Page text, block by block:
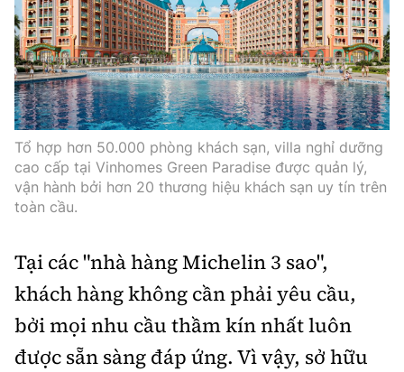
Tổ hợp hơn 50.000 phòng khách sạn, villa nghỉ dưỡng
cao cấp tại Vinhomes Green Paradise được quản lý,
vận hành bởi hơn 20 thương hiệu khách sạn uy tín trên
toàn cầu.
Tại các "nhà hàng Michelin 3 sao",
khách hàng không cần phải yêu cầu,
bởi mọi nhu cầu thầm kín nhất luôn
được sẵn sàng đáp ứng. Vì vậy, sở hữu